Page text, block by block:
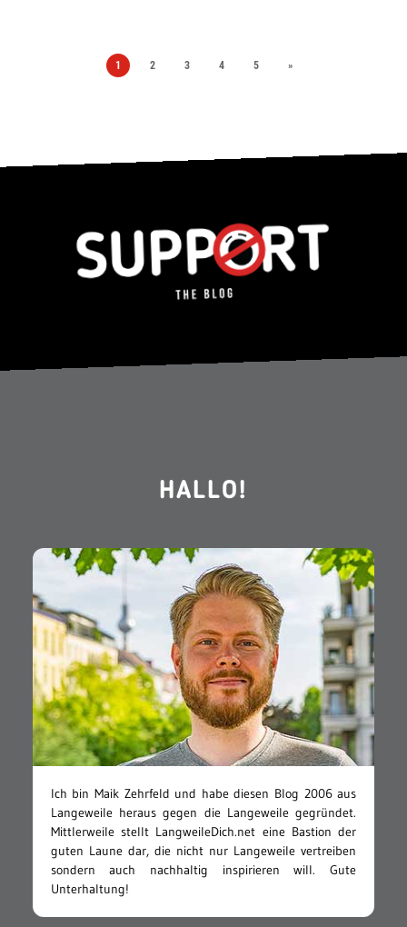
1 2 3 4 5 »
HALLO!
Ich bin Maik Zehrfeld und habe diesen Blog 2006 aus
Langeweile heraus gegen die Langeweile gegründet.
Mittlerweile stellt LangweileDich.net eine Bastion der
guten Laune dar, die nicht nur Langeweile vertreiben
sondern auch nachhaltig inspirieren will. Gute
Unterhaltung!